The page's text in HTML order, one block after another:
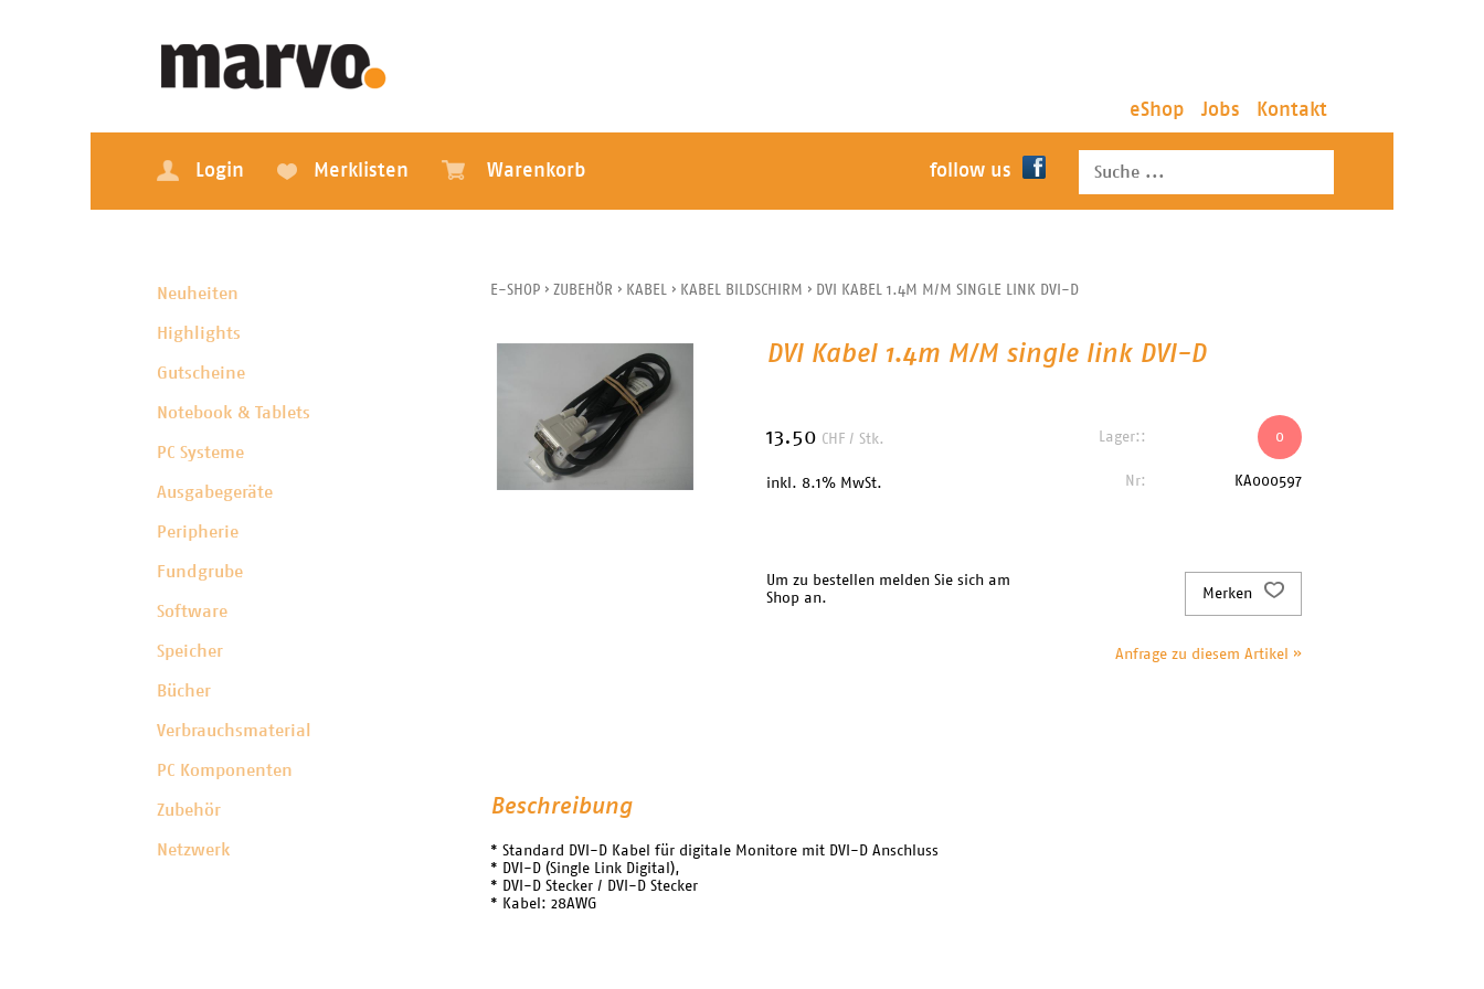
eShop Jobs Kontakt
Login Merklisten Warenkorb follow us
Neuheiten
Highlights
Gutscheine
Notebook & Tablets
PC Systeme
Ausgabegeräte
Peripherie
Fundgrube
Software
Speicher
Bücher
Verbrauchsmaterial
PC Komponenten
Zubehör
Netzwerk
E-SHOP › ZUBEHÖR › KABEL › KABEL BILDSCHIRM › DVI KABEL 1.4M M/M SINGLE LINK DVI-D
DVI Kabel 1.4m M/M single link DVI-D
13.50 CHF / Stk.
inkl. 8.1% MwSt.
Lager:: 0
Nr: KA000597
Um zu bestellen melden Sie sich am
Shop an.
Merken
Anfrage zu diesem Artikel »
Beschreibung
* Standard DVI-D Kabel für digitale Monitore mit DVI-D Anschluss
* DVI-D (Single Link Digital),
* DVI-D Stecker / DVI-D Stecker
* Kabel: 28AWG